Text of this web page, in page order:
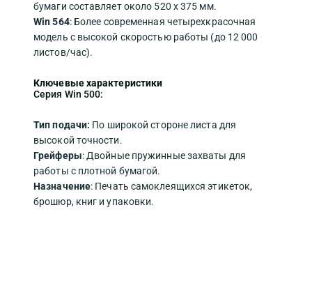
бумаги составляет около 520 x 375 мм.
Win 564: Более современная четырехкрасочная
модель с высокой скоростью работы (до 12 000
листов/час).
Ключевые характеристики
Серия Win 500:
Тип подачи: По широкой стороне листа для
высокой точности.
Грейферы: Двойные пружинные захваты для
работы с плотной бумагой.
Назначение: Печать самоклеящихся этикеток,
брошюр, книг и упаковки.